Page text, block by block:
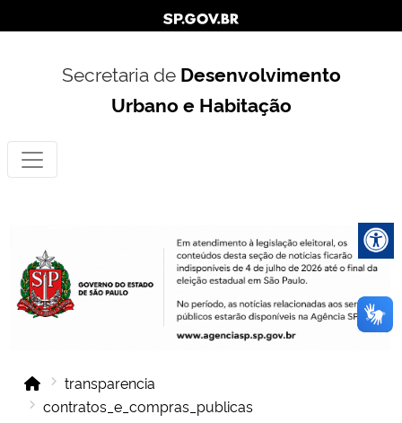
Secretaria de Desenvolvimento
Urbano e Habitação
transparencia
contratos_e_compras_publicas